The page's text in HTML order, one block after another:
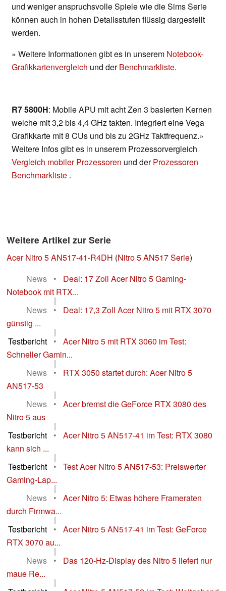
und weniger anspruchsvolle Spiele wie die Sims Serie
können auch in hohen Detailsstufen flüssig dargestellt
werden.
» Weitere Informationen gibt es in unserem Notebook-
Grafikkartenvergleich und derBenchmarkliste.
R7 5800H: Mobile APU mit acht Zen 3 basierten Kernen
welche mit 3,2 bis 4,4 GHz takten. Integriert eine Vega
Grafikkarte mit 8 CUs und bis zu 2GHz Taktfrequenz.»
Weitere Infos gibt es in unserem Prozessorvergleich
Vergleich mobiler Prozessoren und derProzessoren
Benchmarkliste .
Weitere Artikel zur Serie
Acer Nitro 5 AN517-41-R4DH (Nitro 5 AN517 Serie)
News
•
Deal: 17 Zoll Acer Nitro 5 Gaming-
Notebook mit RTX...
|
News
•
Deal: 17,3 Zoll Acer Nitro 5 mit RTX 3070
günstig ...
|
Testbericht
•
Acer Nitro 5 mit RTX 3060 im Test:
Schneller Gamin...
|
News
•
RTX 3050 startet durch: Acer Nitro 5
AN517-53
|
News
•
Acer bremst die GeForce RTX 3080 des
Nitro 5 aus
|
Testbericht
•
Acer Nitro 5 AN517-41 im Test: RTX 3080
kann sich ...
|
Testbericht
•
Test Acer Nitro 5 AN517-53: Preiswerter
Gaming-Lap...
|
News
•
Acer Nitro 5: Etwas höhere Frameraten
durch Firmwa...
|
Testbericht
•
Acer Nitro 5 AN517-41 im Test: GeForce
RTX 3070 au...
|
News
•
Das 120-Hz-Display des Nitro 5 liefert nur
maue Re...
|